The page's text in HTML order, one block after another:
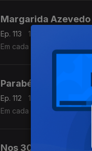
Margarida Azevedo
Ep. 113
19 jun. 2026
Em cada dia, Luís
Parabéns, Lídia
Ep. 112
18 jun. 2026
Em cada dia, Luís
Nos 30 anos da